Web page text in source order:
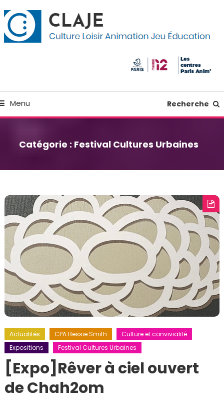
Menu Recherche
Catégorie : Festival Cultures Urbaines
Actualités CPA Bessie Smith
Culture et convivialité
Expositions
Festival Cultures Urbaines
[Expo]Rêver à ciel ouvert
de Chah2om